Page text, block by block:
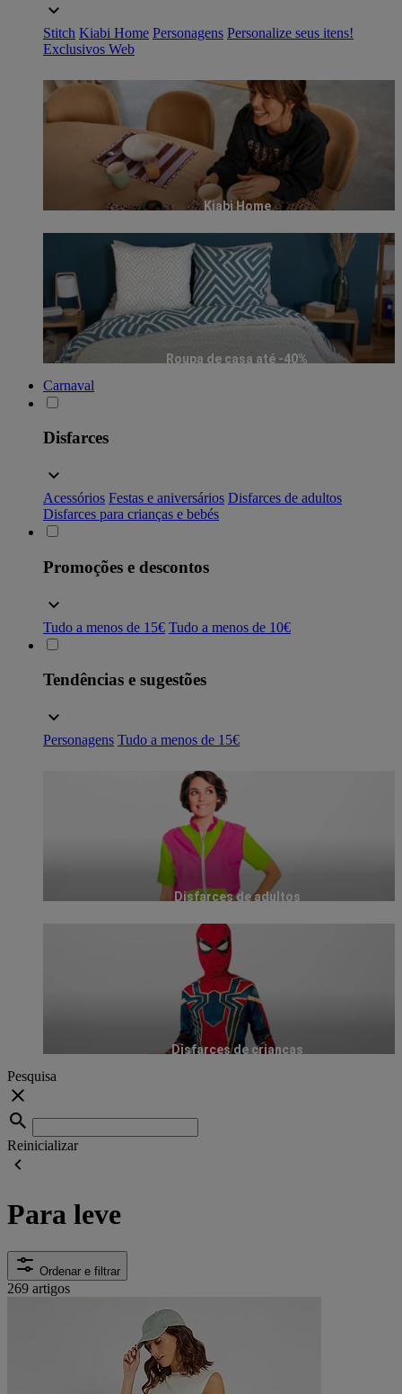
Stitch Kiabi Home Personagens Personalize seus itens!
Exclusivos Web
Kiabi Home
Roupa de casa até -40%
Carnaval
Disfarces
Acessórios Festas e aniversários Disfarces de adultos
Disfarces para crianças e bebés
Promoções e descontos
Tudo a menos de 15€ Tudo a menos de 10€
Tendências e sugestões
Personagens Tudo a menos de 15€
Disfarces de adultos
Disfarces de crianças
Pesquisa
Reinicializar
Para leve
Ordenar e filtrar
269 artigos